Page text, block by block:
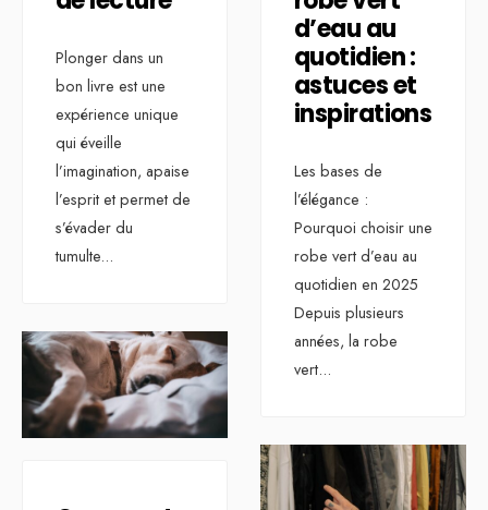
Plonger dans un
bon livre est une
expérience unique
qui éveille
l’imagination, apaise
l’esprit et permet de
s’évader du
tumulte...
d’eau au
quotidien :
astuces et
inspirations
Les bases de
l’élégance :
Pourquoi choisir une
robe vert d’eau au
quotidien en 2025
Depuis plusieurs
années, la robe
vert...